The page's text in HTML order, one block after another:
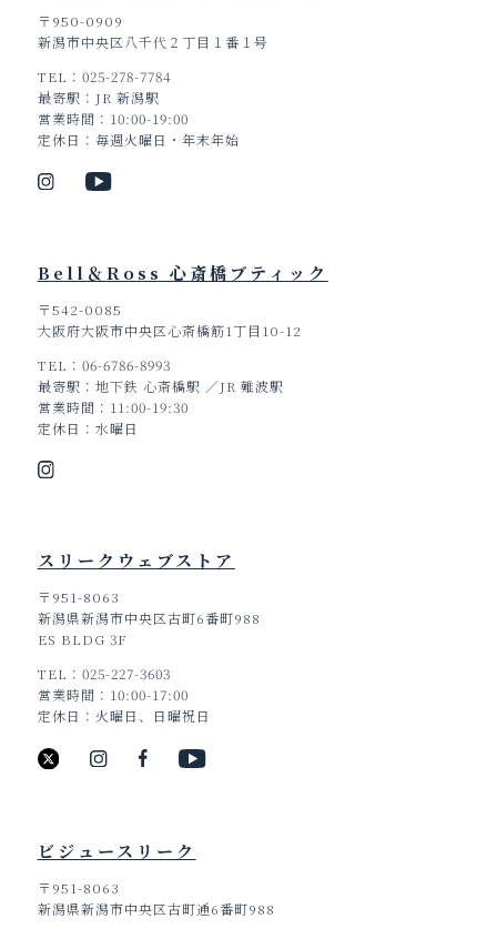
〒950-0909
新潟市中央区八千代２丁目１番１号
TEL
025-278-7784
最寄駅
JR 新潟駅
営業時間
10:00-19:00
定休日
毎週火曜日・年末年始
Bell＆Ross 心斎橋ブティック
〒542-0085
大阪府大阪市中央区心斎橋筋1丁目10-12
TEL
06-6786-8993
最寄駅
地下鉄 心斎橋駅 ／JR 難波駅
営業時間
11:00-19:30
定休日
水曜日
スリークウェブストア
〒951-8063
新潟県新潟市中央区古町6番町988
ES BLDG 3F
TEL
025-227-3603
営業時間
10:00-17:00
定休日
火曜日、日曜祝日
ビジュースリーク
〒951-8063
新潟県新潟市中央区古町通6番町988